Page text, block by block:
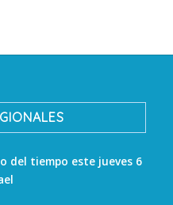
del tiempo este jueves 6